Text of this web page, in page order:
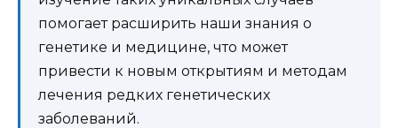
помогает расширить наши знания о
генетике и медицине, что может
привести к новым открытиям и методам
лечения редких генетических
заболеваний.